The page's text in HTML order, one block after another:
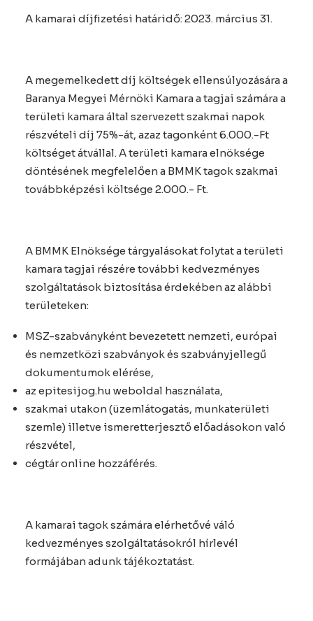
A kamarai díjfizetési határidő: 2023. március 31.
A megemelkedett díj költségek ellensúlyozására a
Baranya Megyei Mérnöki Kamara a tagjai számára a
területi kamara által szervezett szakmai napok
részvételi díj 75%-át, azaz tagonként 6.000.-Ft
költséget átvállal. A területi kamara elnöksége
döntésének megfelelően a BMMK tagok szakmai
továbbképzési költsége 2.000.- Ft.
A BMMK Elnöksége tárgyalásokat folytat a területi
kamara tagjai részére további kedvezményes
szolgáltatások biztosítása érdekében az alábbi
területeken:
MSZ-szabványként bevezetett nemzeti, európai
és nemzetközi szabványok és szabványjellegű
dokumentumok elérése,
az epitesijog.hu weboldal használata,
szakmai utakon (üzemlátogatás, munkaterületi
szemle) illetve ismeretterjesztő előadásokon való
részvétel,
cégtár online hozzáférés.
A kamarai tagok számára elérhetővé váló
kedvezményes szolgáltatásokról hírlevél
formájában adunk tájékoztatást.